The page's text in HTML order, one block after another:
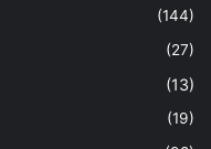
(144)
(27)
(13)
(19)